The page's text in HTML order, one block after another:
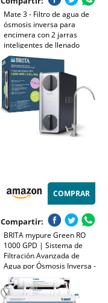
Mate 3 - Filtro de agua de
ósmosis inversa para
encimera con 2 jarras
inteligentes de llenado
automático, sistema de
filtración de agua RO de 8
etapas, purificador de agua
certificado NSF para el
COMPRAR
Compartir:
BRITA mypure Green RO
1000 GPD | Sistema de
Filtración Avanzada de
Agua por Ósmosis Inversa -
Reduce Cal, Cloro,
Bacterias, Virus,
Microplásticos y PFAS